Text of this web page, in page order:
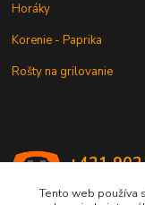
Horáky
Korenie - Paprika
Rošty na grilovanie
+421
Tento web používa